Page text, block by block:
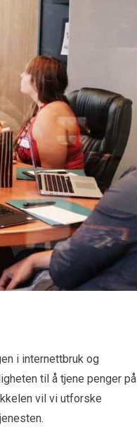
i internettbruk og
til å tjene penger på
vil vi utforske